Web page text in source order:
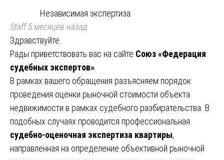
Независимая экспертиза
Staff5 месяцев назад
Здравствуйте.
Рады приветствовать вас на сайте Союз «Федерация
судебных экспертов»
В рамках вашего обращения разъясняем порядок
проведения оценки рыночной стоимости объекта
недвижимости в рамках судебного разбирательства. В
подобных случаях проводится профессиональная
судебно-оценочная экспертиза квартиры,
направленная на определение объективной рыночной